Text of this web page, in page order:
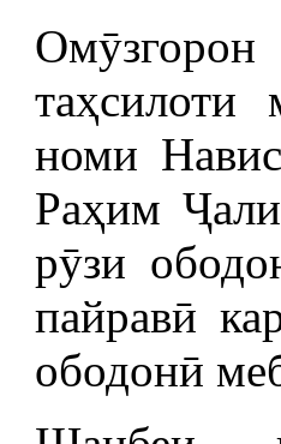
номи
Раҳим
рӯзи
пайравӣ
ободонӣ